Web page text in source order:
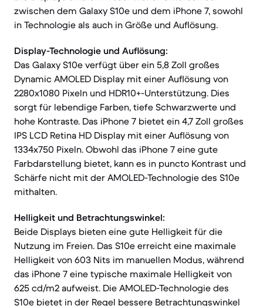
zwischen dem Galaxy S10e und dem iPhone 7, sowohl
in Technologie als auch in Größe und Auflösung.
Display-Technologie und Auflösung:
Das Galaxy S10e verfügt über ein 5,8 Zoll großes
Dynamic AMOLED Display mit einer Auflösung von
2280x1080 Pixeln und HDR10+-Unterstützung. Dies
sorgt für lebendige Farben, tiefe Schwarzwerte und
hohe Kontraste. Das iPhone 7 bietet ein 4,7 Zoll großes
IPS LCD Retina HD Display mit einer Auflösung von
1334x750 Pixeln. Obwohl das iPhone 7 eine gute
Farbdarstellung bietet, kann es in puncto Kontrast und
Schärfe nicht mit der AMOLED-Technologie des S10e
mithalten.
Helligkeit und Betrachtungswinkel:
Beide Displays bieten eine gute Helligkeit für die
Nutzung im Freien. Das S10e erreicht eine maximale
Helligkeit von 603 Nits im manuellen Modus, während
das iPhone 7 eine typische maximale Helligkeit von
625 cd/m2 aufweist. Die AMOLED-Technologie des
S10e bietet in der Regel bessere Betrachtungswinkel